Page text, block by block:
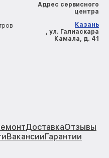
Адрес сервисного
центра
Казань
, ул. Галиаскара
Камала, д. 41
ДоставкаОтзывы
ВакансииГарантии